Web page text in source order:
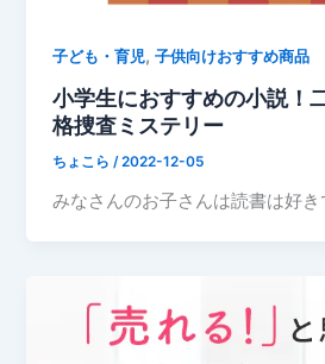
子ども・育児,子供向けおすすめ商品
小学生におすすめの小説！
格捜査ミステリー
ちょこら/2022-12-05
みなさんのお子さんは読書は好き